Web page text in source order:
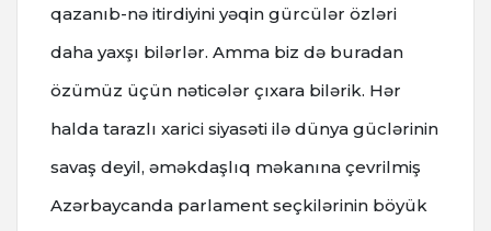
qazanıb-nə itirdiyini yəqin gürcülər özləri
daha yaxşı bilərlər. Amma biz də buradan
özümüz üçün nəticələr çıxara bilərik. Hər
halda tarazlı xarici siyasəti ilə dünya güclərinin
savaş deyil, əməkdaşlıq məkanına çevrilmiş
Azərbaycanda parlament seçkilərinin böyük